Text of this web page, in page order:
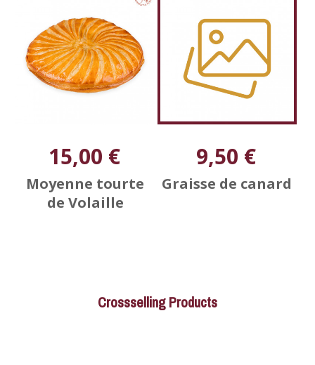
15,00 €
Moyenne tourte
de Volaille
9,50 €
Graisse de canard
Crossselling Products